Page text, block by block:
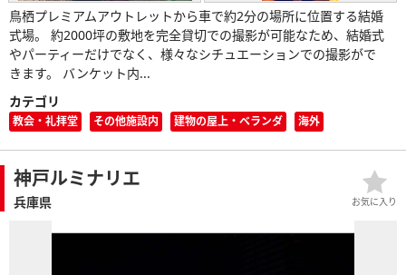
鳥栖プレミアムアウトレットから車で約2分の場所に位置する結婚
式場。 約2000坪の敷地を完全貸切での撮影が可能なため、結婚式
やパーティーだけでなく、様々なシチュエーションでの撮影がで
きます。 バンケット内...
カテゴリ
教会・礼拝堂 その他施設内 建物の屋上・ベランダ 海外
神戸ルミナリエ
兵庫県 お気に入り